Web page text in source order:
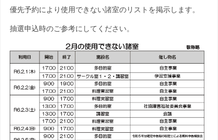
優先予約により使用できない諸室のリストを掲示します。
抽選申込時のご参考にしてください。